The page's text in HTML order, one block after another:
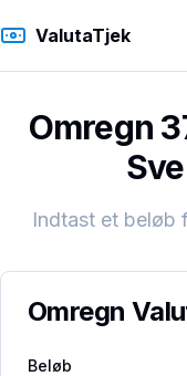
ValutaTjek
Omregn
Indtast et beløb
Omregn
Beløb